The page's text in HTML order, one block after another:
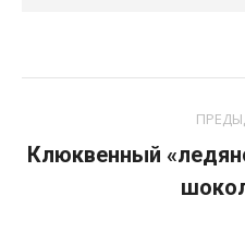
по
Клюквенный